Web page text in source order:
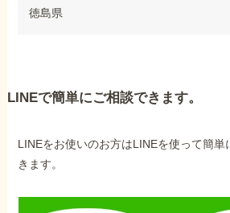
徳島県
LINEで簡単にご相談できます。
LINEをお使いのお方はLINEを使って簡
きます。